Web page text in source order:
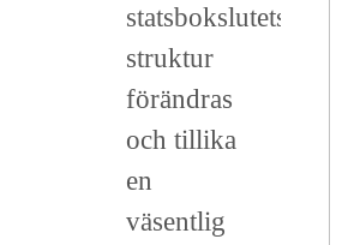
statsbokslutets
struktur
förändras
och tillika
en
väsentlig